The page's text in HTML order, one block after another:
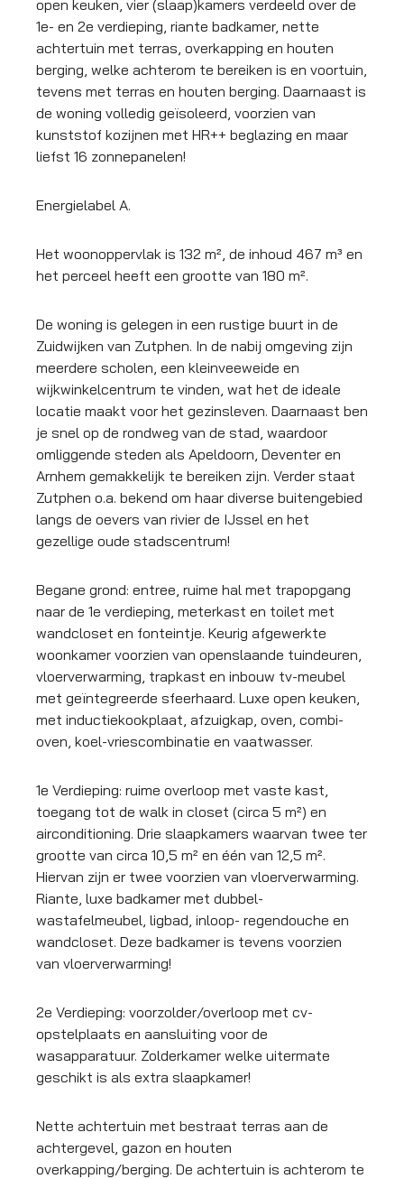
open keuken, vier (slaap)kamers verdeeld over de
1e- en 2e verdieping, riante badkamer, nette
achtertuin met terras, overkapping en houten
berging, welke achterom te bereiken is en voortuin,
tevens met terras en houten berging. Daarnaast is
de woning volledig geïsoleerd, voorzien van
kunststof kozijnen met HR++ beglazing en maar
liefst 16 zonnepanelen!
Energielabel A.
Het woonoppervlak is 132 m², de inhoud 467 m³ en
het perceel heeft een grootte van 180 m².
De woning is gelegen in een rustige buurt in de
Zuidwijken van Zutphen. In de nabij omgeving zijn
meerdere scholen, een kleinveeweide en
wijkwinkelcentrum te vinden, wat het de ideale
locatie maakt voor het gezinsleven. Daarnaast ben
je snel op de rondweg van de stad, waardoor
omliggende steden als Apeldoorn, Deventer en
Arnhem gemakkelijk te bereiken zijn. Verder staat
Zutphen o.a. bekend om haar diverse buitengebied
langs de oevers van rivier de IJssel en het
gezellige oude stadscentrum!
Begane grond: entree, ruime hal met trapopgang
naar de 1e verdieping, meterkast en toilet met
wandcloset en fonteintje. Keurig afgewerkte
woonkamer voorzien van openslaande tuindeuren,
vloerverwarming, trapkast en inbouw tv-meubel
met geïntegreerde sfeerhaard. Luxe open keuken,
met inductiekookplaat, afzuigkap, oven, combi-
oven, koel-vriescombinatie en vaatwasser.
1e Verdieping: ruime overloop met vaste kast,
toegang tot de walk in closet (circa 5 m²) en
airconditioning. Drie slaapkamers waarvan twee ter
grootte van circa 10,5 m² en één van 12,5 m².
Hiervan zijn er twee voorzien van vloerverwarming.
Riante, luxe badkamer met dubbel-
wastafelmeubel, ligbad, inloop- regendouche en
wandcloset. Deze badkamer is tevens voorzien
van vloerverwarming!
2e Verdieping: voorzolder/overloop met cv-
opstelplaats en aansluiting voor de
wasapparatuur. Zolderkamer welke uitermate
geschikt is als extra slaapkamer!
Nette achtertuin met bestraat terras aan de
achtergevel, gazon en houten
overkapping/berging. De achtertuin is achterom te